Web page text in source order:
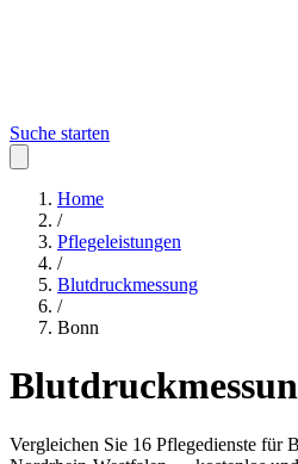
Suche starten
Home
/
Pflegeleistungen
/
Blutdruckmessung
/
Bonn
Vergleichen Sie 16 Pflegedienste für